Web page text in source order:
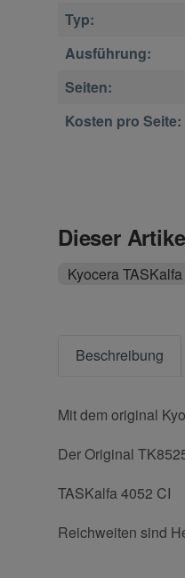
Typ:
Ausführung:
Seiten:
Kosten pro Seite:
Dieser
Kyocera
Beschreibung
Mit dem original
Der Original
TASKalfa 4052 CI
Reichweiten sind